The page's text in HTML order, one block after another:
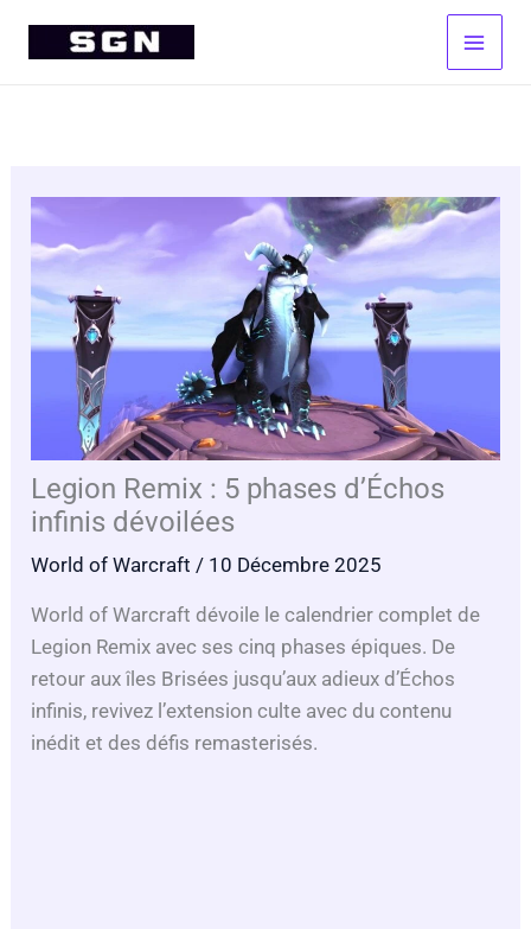
Legion Remix : 5 phases d’Échos
infinis dévoilées
World of Warcraft / 10 Décembre 2025
World of Warcraft dévoile le calendrier complet de
Legion Remix avec ses cinq phases épiques. De
retour aux îles Brisées jusqu’aux adieux d’Échos
infinis, revivez l’extension culte avec du contenu
inédit et des défis remasterisés.